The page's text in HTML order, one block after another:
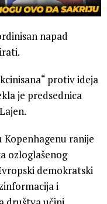
napad
protiv ideja
je predsednica
ranije
ozloglašenog
demokratski
i